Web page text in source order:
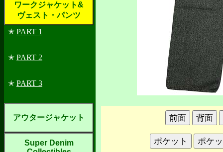
ワークジャケット&
ヴェスト・パンツ
✭ PART 1
✭ PART 2
✭ PART 3
アウタージャケット
Super Denim